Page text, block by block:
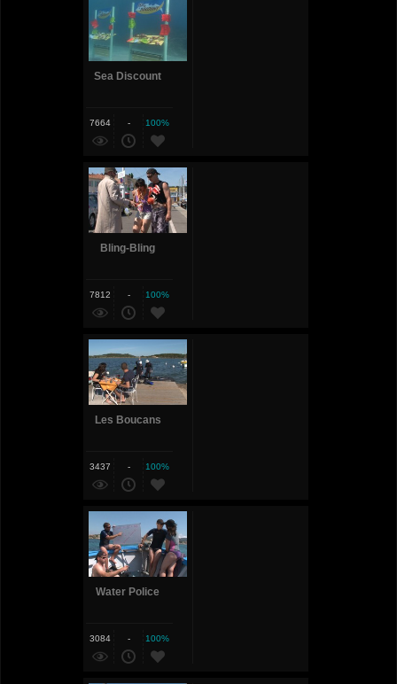
Sea Discount
7664 - 100%
Bling-Bling
7812 - 100%
Les Boucans
3437 - 100%
Water Police
3084 - 100%